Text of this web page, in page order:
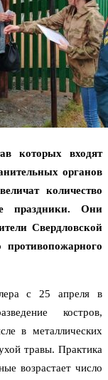
которых входят
органов
количество
праздники. Они
Свердловской
противопожарного
с 25 апреля в
костров,
в металлических
травы. Практика
возрастает число